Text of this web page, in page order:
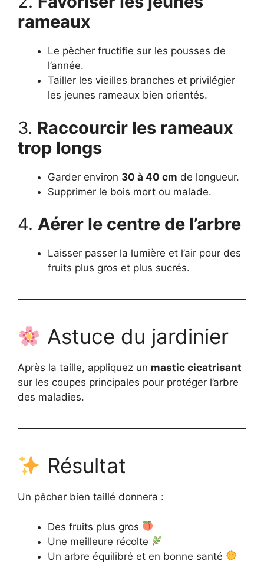
rameaux
Le pêcher fructifie sur les pousses de
l’année.
Tailler les vieilles branches et privilégier
les jeunes rameaux bien orientés.
3. Raccourcir les rameaux
trop longs
Garder environ 30 à 40 cm de longueur.
Supprimer le bois mort ou malade.
4. Aérer le centre de l’arbre
Laisser passer la lumière et l’air pour des
fruits plus gros et plus sucrés.
Astuce du jardinier
Après la taille, appliquez un mastic cicatrisant
sur les coupes principales pour protéger l’arbre
des maladies.
Résultat
Un pêcher bien taillé donnera :
Des fruits plus gros
Une meilleure récolte
Un arbre équilibré et en bonne santé